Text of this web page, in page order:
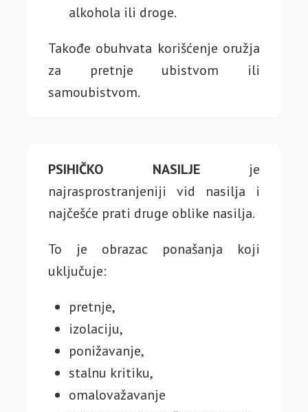
alkohola ili droge.
Takođe obuhvata korišćenje oružja
za pretnje ubistvom ili
samoubistvom.
PSIHIČKO NASILJEje
najrasprostranjeniji vid nasilja i
najčešće prati druge oblike nasilja.
To je obrazac ponašanja koji
uključuje:
pretnje,
izolaciju,
ponižavanje,
stalnu kritiku,
omalovažavanje